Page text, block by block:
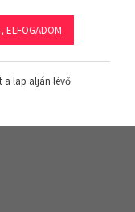
1-24 Összesen: 0 db ingatlan
ELFOGADOM
lap alján lévő